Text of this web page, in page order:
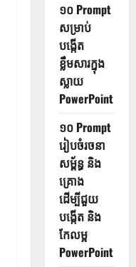
១០ Prompt
សម្រាប់
បង្កើត
ខ្លឹមសារក្នុង
ស្លាយ
PowerPoint
១០ Prompt
រៀបចំរចនា
សម្ព័ន្ធ និង
គ្រោង
ដើម្បីជួយ
បង្កើត និង
កែលម្អ
PowerPoint